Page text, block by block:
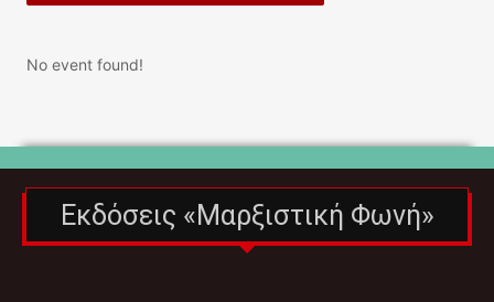
No event found!
Εκδόσεις «Μαρξιστική Φωνή»